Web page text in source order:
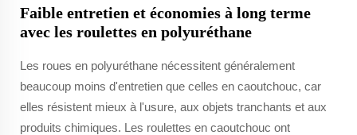
Faible entretien et économies à long terme
avec les roulettes en polyuréthane
Les roues en polyuréthane nécessitent généralement
beaucoup moins d'entretien que celles en caoutchouc, car
elles résistent mieux à l'usure, aux objets tranchants et aux
produits chimiques. Les roulettes en caoutchouc ont